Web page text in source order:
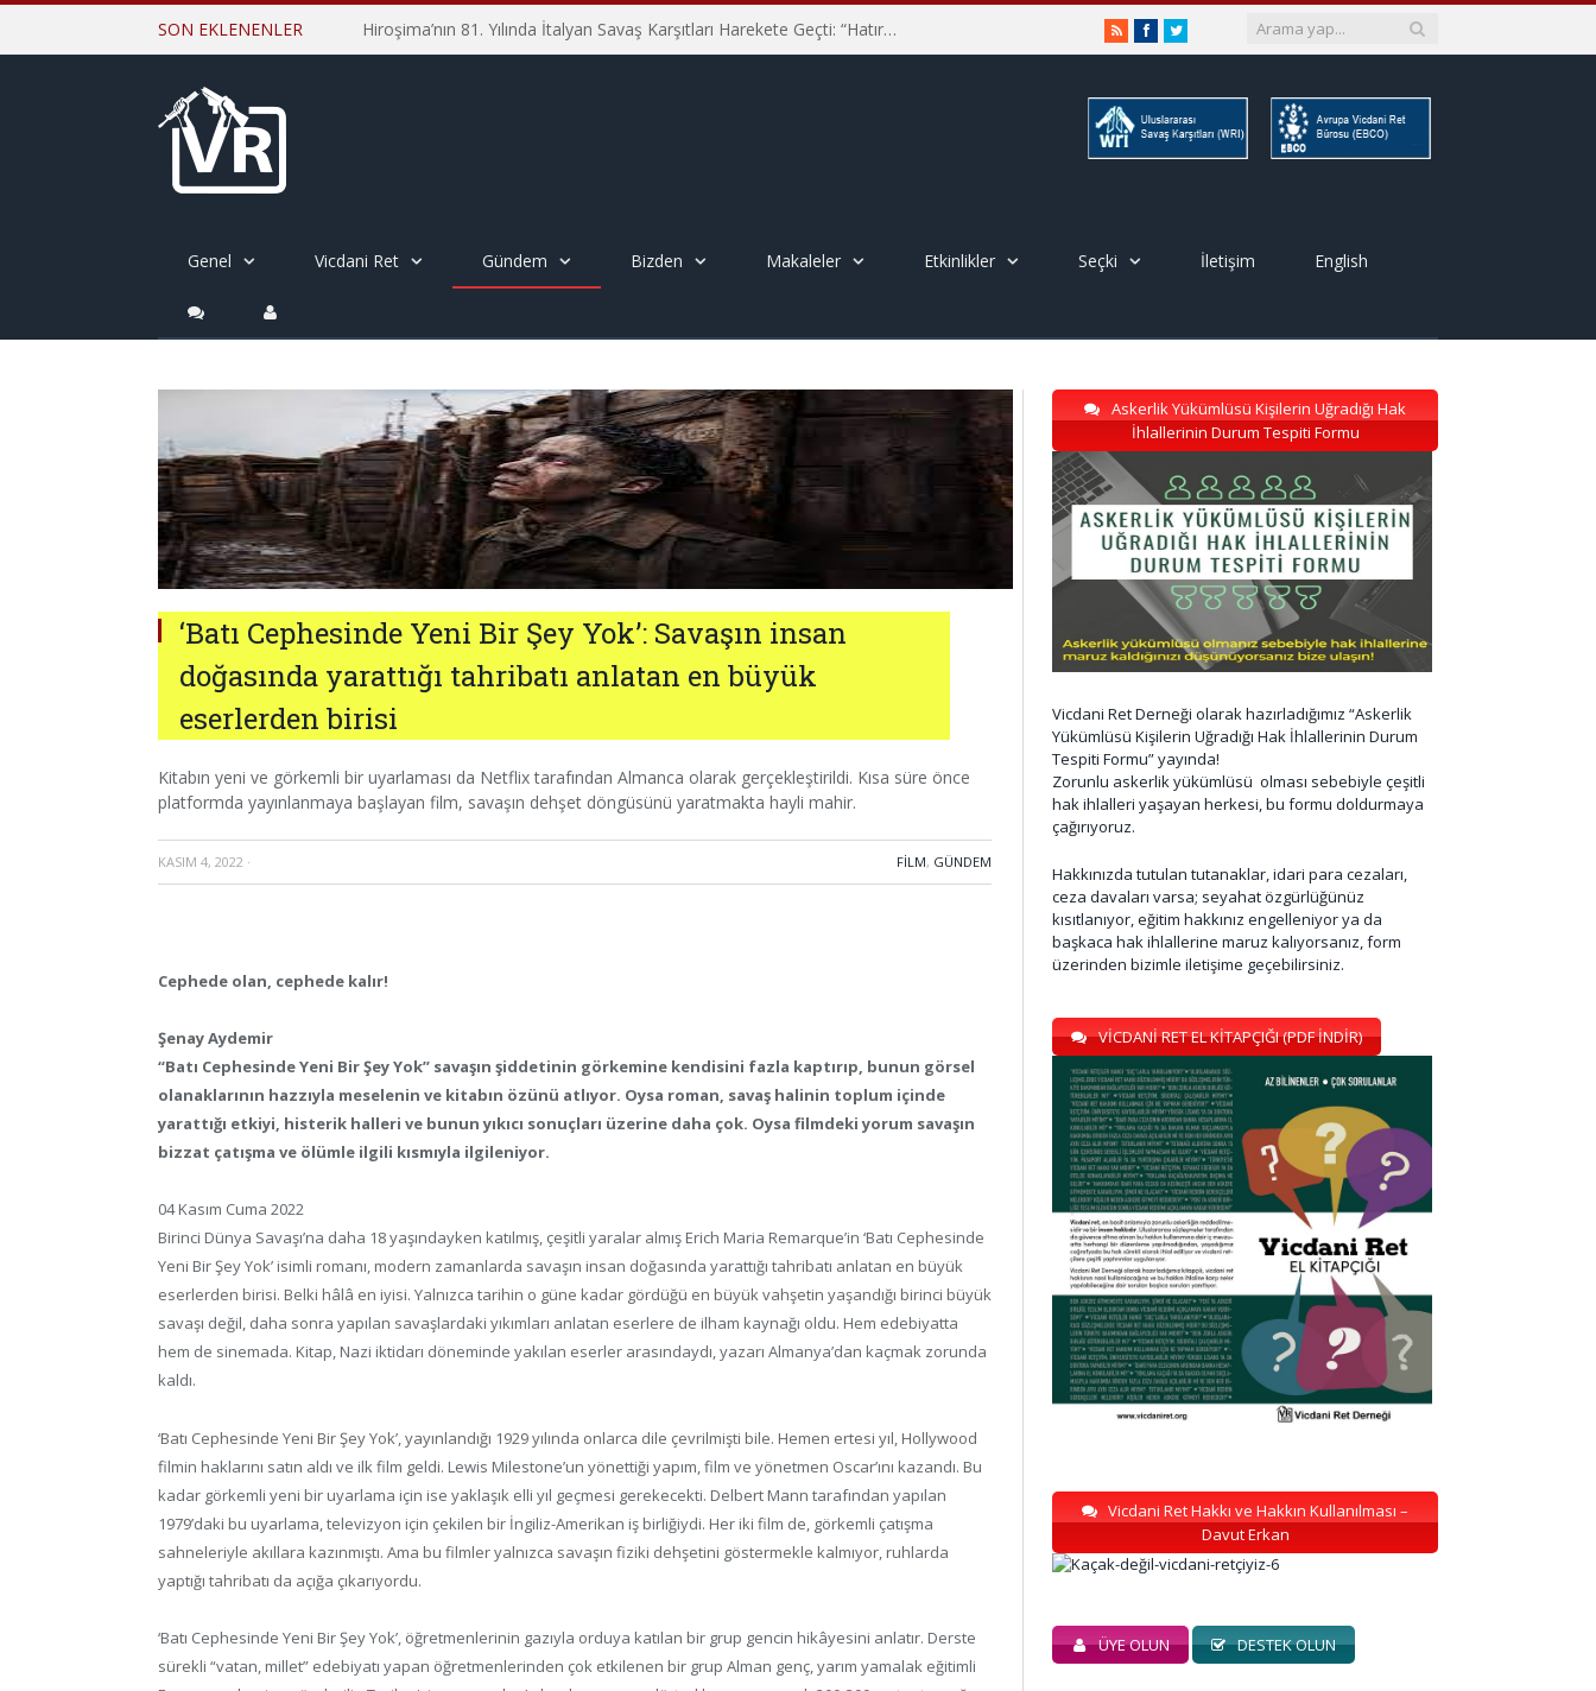
SON EKLENENLER Hiroşima’nın 81. Yılında İtalyan Savaş Karşıtları Harekete Geçti: “Hatırlamak yeterli değil” RSSFacebookTwitter
Genel Vicdani Ret Gündem Bizden Makaleler Etkinlikler Seçki İletişim English
‘Batı Cephesinde Yeni Bir Şey Yok’: Savaşın insan
doğasında yarattığı tahribatı anlatan en büyük
eserlerden birisi
Kitabın yeni ve görkemli bir uyarlaması da Netflix tarafından Almanca olarak gerçekleştirildi. Kısa süre önce
platformda yayınlanmaya başlayan film, savaşın dehşet döngüsünü yaratmakta hayli mahir.
KASIM 4, 2022 · FILM, GÜNDEM
Cephede olan, cephede kalır!
Şenay Aydemir
“Batı Cephesinde Yeni Bir Şey Yok” savaşın şiddetinin görkemine kendisini fazla kaptırıp, bunun görsel
olanaklarının hazzıyla meselenin ve kitabın özünü atlıyor. Oysa roman, savaş halinin toplum içinde
yarattığı etkiyi, histerik halleri ve bunun yıkıcı sonuçları üzerine daha çok. Oysa filmdeki yorum savaşın
bizzat çatışma ve ölümle ilgili kısmıyla ilgileniyor.
04 Kasım Cuma 2022
Birinci Dünya Savaşı’na daha 18 yaşındayken katılmış, çeşitli yaralar almış Erich Maria Remarque’in ‘Batı Cephesinde
Yeni Bir Şey Yok’ isimli romanı, modern zamanlarda savaşın insan doğasında yarattığı tahribatı anlatan en büyük
eserlerden birisi. Belki hâlâ en iyisi. Yalnızca tarihin o güne kadar gördüğü en büyük vahşetin yaşandığı birinci büyük
savaşı değil, daha sonra yapılan savaşlardaki yıkımları anlatan eserlere de ilham kaynağı oldu. Hem edebiyatta
hem de sinemada. Kitap, Nazi iktidarı döneminde yakılan eserler arasındaydı, yazarı Almanya’dan kaçmak zorunda
kaldı.
‘Batı Cephesinde Yeni Bir Şey Yok’, yayınlandığı 1929 yılında onlarca dile çevrilmişti bile. Hemen ertesi yıl, Hollywood
filmin haklarını satın aldı ve ilk film geldi. Lewis Milestone’un yönettiği yapım, film ve yönetmen Oscar’ını kazandı. Bu
kadar görkemli yeni bir uyarlama için ise yaklaşık elli yıl geçmesi gerekecekti. Delbert Mann tarafından yapılan
1979’daki bu uyarlama, televizyon için çekilen bir İngiliz-Amerikan iş birliğiydi. Her iki film de, görkemli çatışma
sahneleriyle akıllara kazınmıştı. Ama bu filmler yalnızca savaşın fiziki dehşetini göstermekle kalmıyor, ruhlarda
yaptığı tahribatı da açığa çıkarıyordu.
‘Batı Cephesinde Yeni Bir Şey Yok’, öğretmenlerinin gazıyla orduya katılan bir grup gencin hikâyesini anlatır. Derste
sürekli “vatan, millet” edebiyatı yapan öğretmenlerinden çok etkilenen bir grup Alman genç, yarım yamalak eğitimli
Askerlik Yükümlüsü Kişilerin Uğradığı Hak
İhlallerinin Durum Tespiti Formu
Vicdani Ret Derneği olarak hazırladığımız “Askerlik
Yükümlüsü Kişilerin Uğradığı Hak İhlallerinin Durum
Tespiti Formu” yayında!
Zorunlu askerlik yükümlüsü olması sebebiyle çeşitli
hak ihlalleri yaşayan herkesi, bu formu doldurmaya
çağırıyoruz.
Hakkınızda tutulan tutanaklar, idari para cezaları,
ceza davaları varsa; seyahat özgürlüğünüz
kısıtlanıyor, eğitim hakkınız engelleniyor ya da
başkaca hak ihlallerine maruz kalıyorsanız, form
üzerinden bizimle iletişime geçebilirsiniz.
VİCDANİ RET EL KİTAPÇIĞI (PDF İNDİR)
Vicdani Ret Hakkı ve Hakkın Kullanılması –
Davut Erkan
ÜYE OLUN DESTEK OLUN